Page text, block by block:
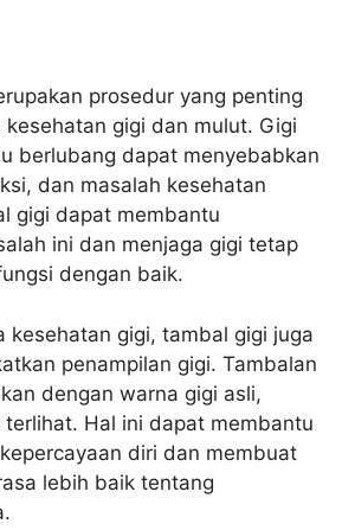
prosedur yang penting
kesehatan gigi dan mulut. Gigi
berlubang dapat menyebabkan
dan masalah kesehatan
gigi dapat membantu
ini dan menjaga gigi tetap
dengan baik.
kesehatan gigi, tambal gigi juga
penampilan gigi. Tambalan
dengan warna gigi asli,
Hal ini dapat membantu
diri dan membuat
lebih baik tentang